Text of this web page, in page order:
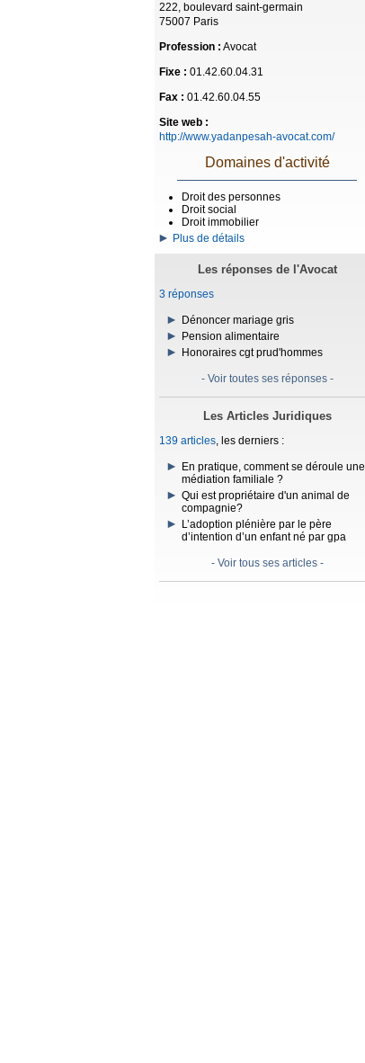
222, boulevard saint-germain
75007 Paris
Profession : Avocat
Fixe : 01.42.60.04.31
Fax : 01.42.60.04.55
Site web :
http://www.yadanpesah-avocat.com/
Domaines d'activité
Droit des personnes
Droit social
Droit immobilier
Plus de détails
Les réponses de l'Avocat
3 réponses
Dénoncer mariage gris
Pension alimentaire
Honoraires cgt prud'hommes
- Voir toutes ses réponses -
Les Articles Juridiques
139 articles, les derniers :
En pratique, comment se déroule une
médiation familiale ?
Qui est propriétaire d'un animal de
compagnie?
L’adoption plénière par le père
d’intention d’un enfant né par gpa
- Voir tous ses articles -